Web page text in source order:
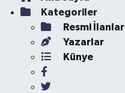
Kategoriler
Resmi İlanlar
Yazarlar
Künye